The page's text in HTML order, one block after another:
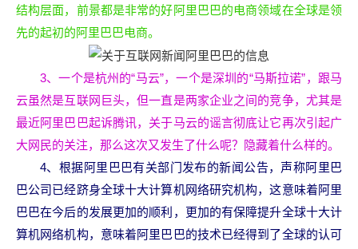
结构层面，前景都是非常的好阿里巴巴的电商领域在全球是领
先的起初的阿里巴巴电商。
3、一个是杭州的“马云”，一个是深圳的“马斯拉诺”，跟马
云虽然是互联网巨头，但一直是两家企业之间的竞争，尤其是
最近阿里巴巴起诉腾讯，关于马云的谣言彻底让它再次引起广
大网民的关注，那么这次又发生了什么呢？隐藏着什么样的。
4、根据阿里巴巴有关部门发布的新闻公告，声称阿里巴
巴公司已经跻身全球十大计算机网络研究机构，这意味着阿里
巴巴在今后的发展更加的顺利，更加的有保障提升全球十大计
算机网络机构，意味着阿里巴巴的技术已经得到了全球的认可